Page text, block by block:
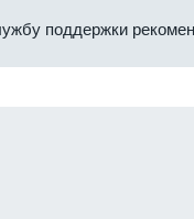
поддержки